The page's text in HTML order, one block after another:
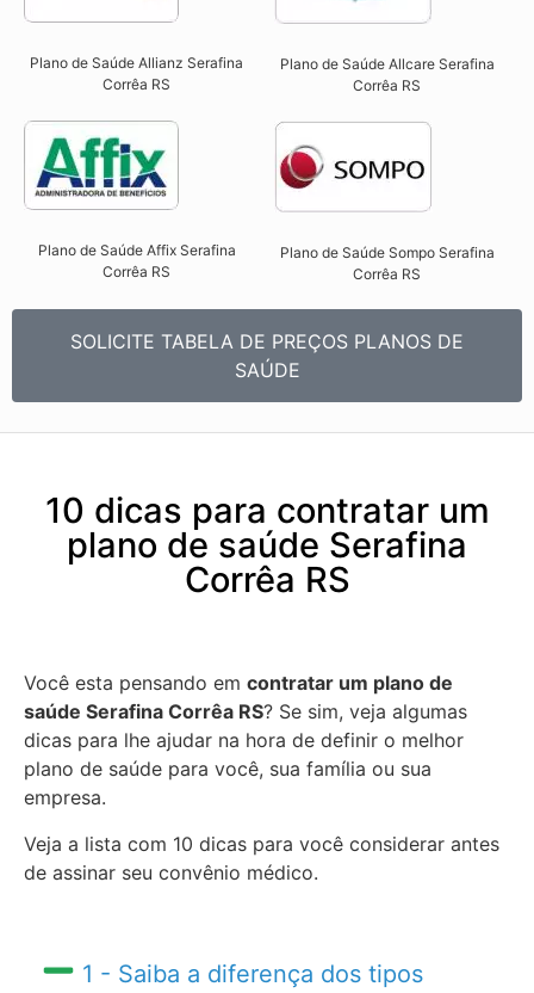
Plano de Saúde Allianz Serafina
Corrêa RS​
Plano de Saúde Allcare Serafina
Corrêa RS​
Plano de Saúde Affix Serafina
Corrêa RS​
Plano de Saúde Sompo Serafina
Corrêa RS​
SOLICITE TABELA DE PREÇOS PLANOS DE
SAÚDE
10 dicas para contratar um
plano de saúde Serafina
Corrêa RS
Você esta pensando em contratar um plano de
saúde Serafina Corrêa RS? Se sim, veja algumas
dicas para lhe ajudar na hora de definir o melhor
plano de saúde para você, sua família ou sua
empresa.
Veja a lista com 10 dicas para você considerar antes
de assinar seu convênio médico.
1 - Saiba a diferença dos tipos